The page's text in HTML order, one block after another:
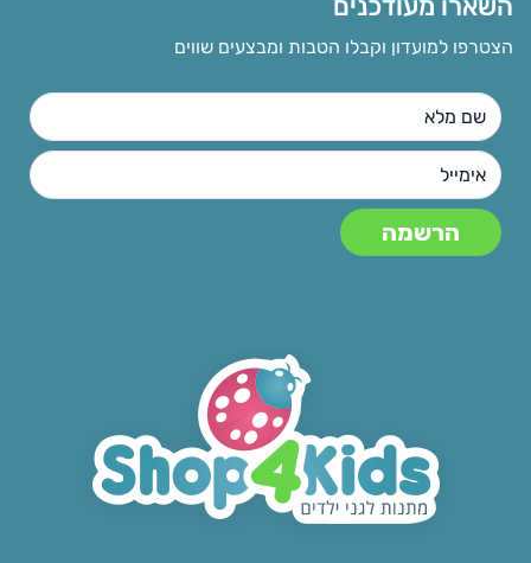
הצטרפו למועדון וקבלו הטבות ומבצעים שווים